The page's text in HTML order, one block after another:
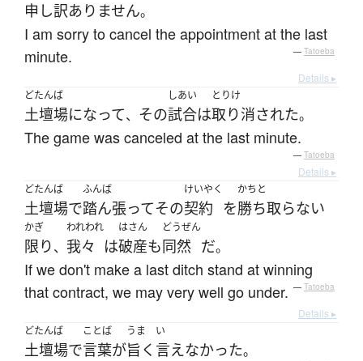
申し訳ありません。
I am sorry to cancel the appointment at the last
minute.
— Tatoeba
Details ▸
どたんば
土壇場になって、 その
しあい
試合は
とりけ
取り消された。
The game was canceled at the last minute.
— Tatoeba
Details ▸
どたんば
土壇場で
ふんば
踏ん張ってその
けいやく
契約 を
かちと
勝ち取らない
かぎ
限り、
われわれ
我々 は
はさん
破産も
どうぜん
同然 だ。
If we don't make a last ditch stand at winning
that contract, we may very well go under. — Tatoeba
Details ▸
どたんば
土壇場で
ことば
言葉が
うま
旨く
い
言えなかった。